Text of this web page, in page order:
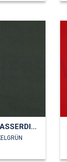
OUTDOOR WASSERDICHT